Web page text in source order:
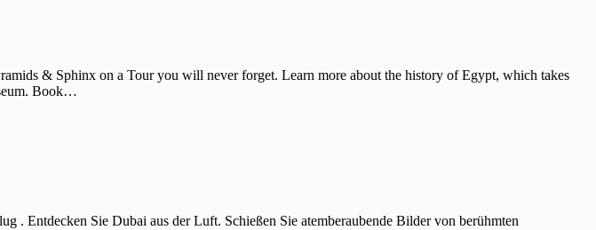
& Sphinx on a Tour you will never forget. Learn more about the history of Egypt, which takes
Book…
Entdecken Sie Dubai aus der Luft. Schießen Sie atemberaubende Bilder von berühmten